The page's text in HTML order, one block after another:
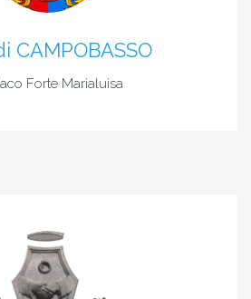
CAMPOBASSO
Forte Marialuisa